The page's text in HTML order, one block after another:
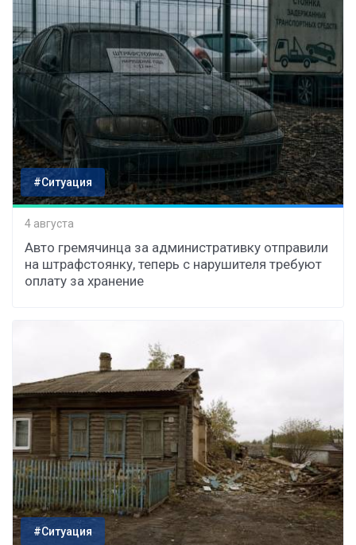
#Ситуация
4 августа
Авто гремячинца за административку отправили
на штрафстоянку, теперь с нарушителя требуют
оплату за хранение
#Ситуация